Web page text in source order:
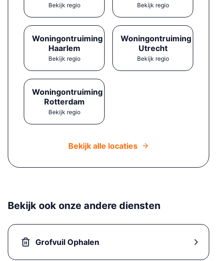
Bekijk regio Bekijk regio
Woningontruiming
Haarlem
Bekijk regio
Woningontruiming
Utrecht
Bekijk regio
Woningontruiming
Rotterdam
Bekijk regio
Bekijk alle locaties
Bekijk ook onze andere diensten
Grofvuil Ophalen